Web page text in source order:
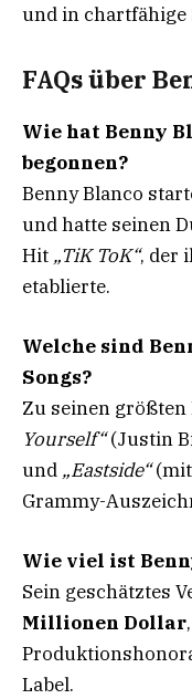
und in chartfähige
FAQs über
Wie hat Benny
begonnen?
Benny Blanco
und hatte seinen
Hit „TiK ToK“, der
etablierte.
Welche sind
Songs?
Zu seinen
Yourself“(Justin
und „Eastside“(mit
Grammy-
Wie viel ist
Sein geschätztes
Millionen Dollar
Label.